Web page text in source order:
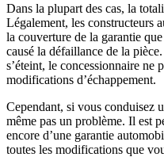
Dans la plupart des cas, la
Légalement, les constructeurs
la couverture de la garantie
causé la défaillance de la
s’éteint, le concessionnaire ne
modifications d’échappement.
Cependant, si vous conduisez
même pas un problème. Il est
encore d’une garantie
toutes les modifications que